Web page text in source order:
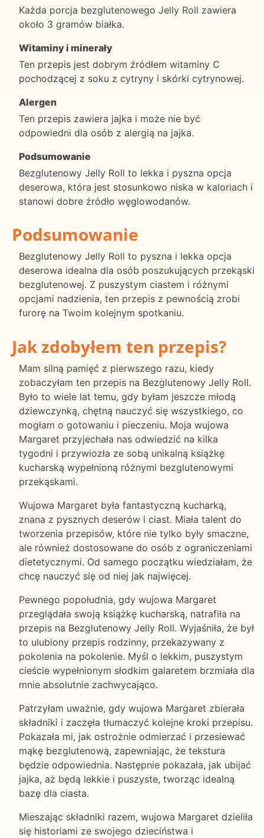
Każda porcja bezglutenowego Jelly Roll zawiera
około 3 gramów białka.
Witaminy i minerały
Ten przepis jest dobrym źródłem witaminy C
pochodzącej z soku z cytryny i skórki cytrynowej.
Alergen
Ten przepis zawiera jajka i może nie być
odpowiedni dla osób z alergią na jajka.
Podsumowanie
Bezglutenowy Jelly Roll to lekka i pyszna opcja
deserowa, która jest stosunkowo niska w kaloriach i
stanowi dobre źródło węglowodanów.
Podsumowanie
Bezglutenowy Jelly Roll to pyszna i lekka opcja
deserowa idealna dla osób poszukujących przekąski
bezglutenowej. Z puszystym ciastem i różnymi
opcjami nadzienia, ten przepis z pewnością zrobi
furorę na Twoim kolejnym spotkaniu.
Jak zdobyłem ten przepis?
Mam silną pamięć z pierwszego razu, kiedy
zobaczyłam ten przepis na Bezglutenowy Jelly Roll.
Było to wiele lat temu, gdy byłam jeszcze młodą
dziewczynką, chętną nauczyć się wszystkiego, co
mogłam o gotowaniu i pieczeniu. Moja wujowa
Margaret przyjechała nas odwiedzić na kilka
tygodni i przywiozła ze sobą unikalną książkę
kucharską wypełnioną różnymi bezglutenowymi
przekąskami.
Wujowa Margaret była fantastyczną kucharką,
znana z pysznych deserów i ciast. Miała talent do
tworzenia przepisów, które nie tylko były smaczne,
ale również dostosowane do osób z ograniczeniami
dietetycznymi. Od samego początku wiedziałam, że
chcę nauczyć się od niej jak najwięcej.
Pewnego popołudnia, gdy wujowa Margaret
przeglądała swoją książkę kucharską, natrafiła na
przepis na Bezglutenowy Jelly Roll. Wyjaśniła, że był
to ulubiony przepis rodzinny, przekazywany z
pokolenia na pokolenie. Myśl o lekkim, puszystym
cieście wypełnionym słodkim galaretem brzmiała dla
mnie absolutnie zachwycająco.
Patrzyłam uważnie, gdy wujowa Margaret zbierała
składniki i zaczęła tłumaczyć kolejne kroki przepisu.
Pokazała mi, jak ostrożnie odmierzać i przesiewać
mąkę bezglutenową, zapewniając, że tekstura
będzie odpowiednia. Następnie pokazała, jak ubijać
jajka, aż będą lekkie i puszyste, tworząc idealną
bazę dla ciasta.
Mieszając składniki razem, wujowa Margaret dzieliła
się historiami ze swojego dzieciństwa i